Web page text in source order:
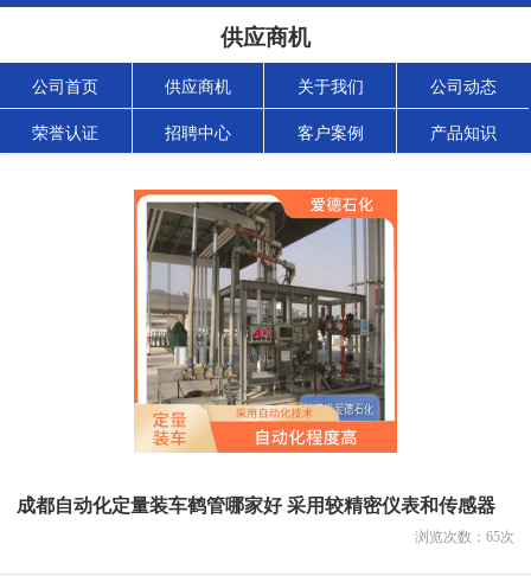
供应商机
公司首页 供应商机 关于我们 公司动态
荣誉认证 招聘中心 客户案例 产品知识
成都自动化定量装车鹤管哪家好 采用较精密仪表和传感器
浏览次数： 65次